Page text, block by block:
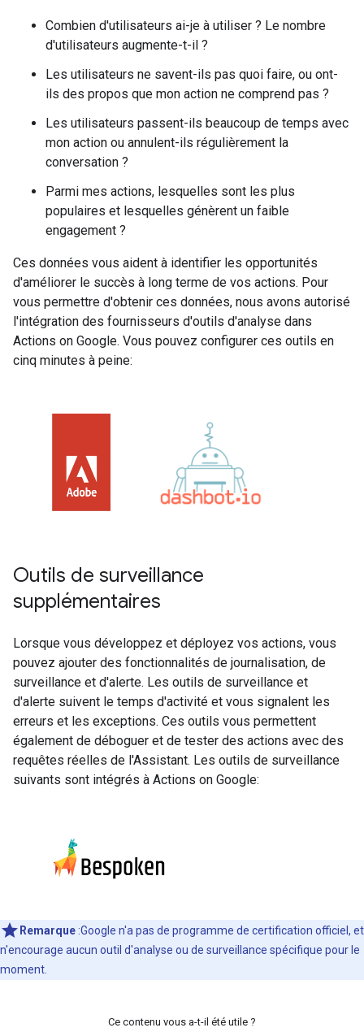
Combien d'utilisateurs ai-je à utiliser ? Le nombre
d'utilisateurs augmente-t-il ?
Les utilisateurs ne savent-ils pas quoi faire, ou ont-
ils des propos que mon action ne comprend pas ?
Les utilisateurs passent-ils beaucoup de temps avec
mon action ou annulent-ils régulièrement la
conversation ?
Parmi mes actions, lesquelles sont les plus
populaires et lesquelles génèrent un faible
engagement ?
Ces données vous aident à identifier les opportunités
d'améliorer le succès à long terme de vos actions. Pour
vous permettre d'obtenir ces données, nous avons autorisé
l'intégration des fournisseurs d'outils d'analyse dans
Actions on Google. Vous pouvez configurer ces outils en
cinq minutes à peine:
Outils de surveillance
supplémentaires
Lorsque vous développez et déployez vos actions, vous
pouvez ajouter des fonctionnalités de journalisation, de
surveillance et d'alerte. Les outils de surveillance et
d'alerte suivent le temps d'activité et vous signalent les
erreurs et les exceptions. Ces outils vous permettent
également de déboguer et de tester des actions avec des
requêtes réelles de l'Assistant. Les outils de surveillance
suivants sont intégrés à Actions on Google:
Remarque :Google n'a pas de programme de certification officiel, et
n'encourage aucun outil d'analyse ou de surveillance spécifique pour le
moment.
Ce contenu vous a-t-il été utile ?